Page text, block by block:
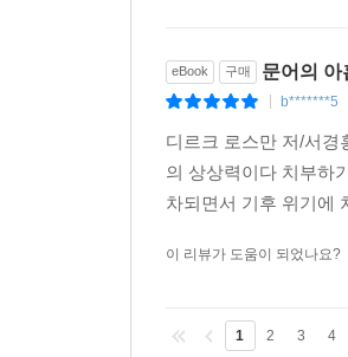
SF 소설 형식을 띠는 『
일어나는 사건을 다루는
80여 년 전 지구상에서
시공간을 뛰어넘는 구
우리가 언론을 통해 실제
박진감을 더해준다.
eBook 구매 문어의 아
b*******5
디르크 로스만 저/서경
의 상상력이다 치부하
차되면서 기후 위기에
이 리뷰가 도움이 되었나요?
1 2 3 4